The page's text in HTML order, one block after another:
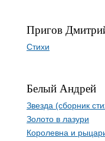
Пригов
Стихи
Белый Андрей
Звезда (сборник
Золото в лазури
Королевна и